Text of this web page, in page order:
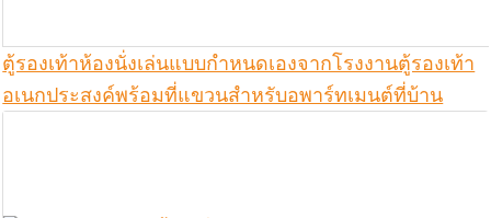
ตู้รองเท้าห้องนั่งเล่นแบบกำหนดเองจากโรงงานตู้รองเท้า
อเนกประสงค์พร้อมที่แขวนสำหรับอพาร์ทเมนต์ที่บ้าน